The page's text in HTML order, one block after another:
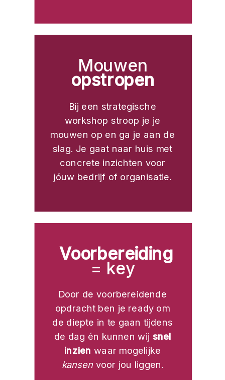
Bij een strategische
workshop stroop je je
mouwen op en ga je aan de
slag. Je gaat naar huis met
concrete inzichten voor
jóuw bedrijf of organisatie.
Mouwen
opstropen
Door de voorbereidende
opdracht ben je ready om
de diepte in te gaan tijdens
de dag én kunnen wij snel
inzien waar mogelijke
kansen voor jou liggen.
Voorbereiding
= key